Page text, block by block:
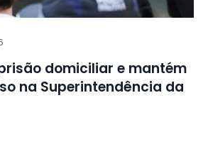
domiciliar e mantém
na Superintendência da